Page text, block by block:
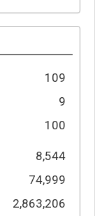
109
9
100
8,544
74,999
2,863,206